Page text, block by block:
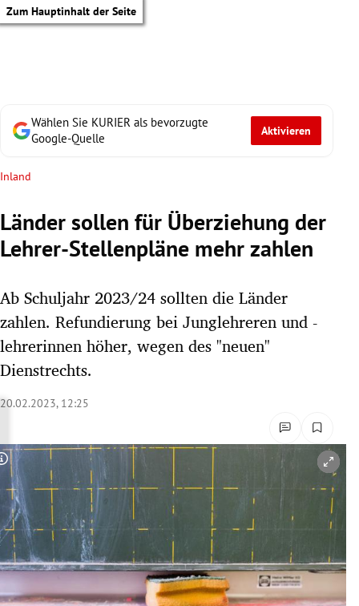
Zum Hauptinhalt der Seite
Untermenü
Untermenü
Untermenü
Untermenü
Untermenü
Untermenü
Untermenü
Wählen Sie KURIER als bevorzugte
Google-Quelle
Aktivieren
Inland
Länder sollen für Überziehung der
Lehrer-Stellenpläne mehr zahlen
Ab Schuljahr 2023/24 sollten die Länder
zahlen. Refundierung bei Junglehreren und -
lehrerinnen höher, wegen des "neuen"
Dienstrechts.
20.02.2023, 12:25
Copyright-Hinweis öffnen/schließen